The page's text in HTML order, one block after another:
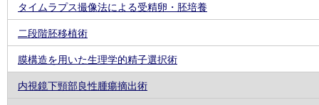
タイムラプス撮像法による受精卵・胚培養
二段階胚移植術
膜構造を用いた生理学的精子選択術
内視鏡下頸部良性腫瘍摘出術